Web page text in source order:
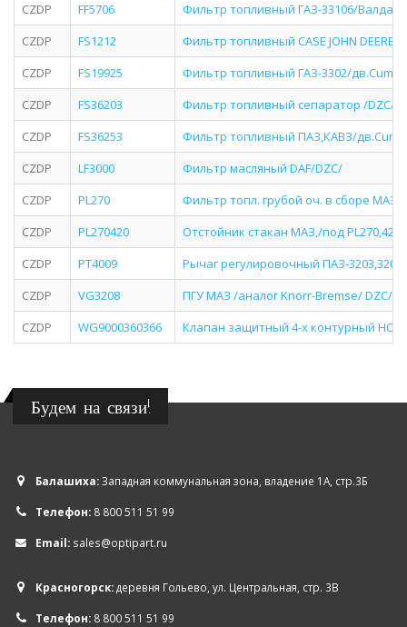
CZDP
FF5706
Фильтр топливный ГАЗ-33106/
CZDP
FS1212
Фильтр топливный CASE JOHN DEERE
CZDP
FS19925
Фильтр топливный ГАЗ-3302/
CZDP
FS36203
Фильтр топливный сепаратор /DZC/
CZDP
FS36253
Фильтр топливный ПАЗ,КАВЗ/
CZDP
LF3000
Фильтр масляный DAF/DZC/
CZDP
PL270
Фильтр топл. грубой оч. в сборе
CZDP
PL270420
Отстойник стакан МАЗ,/под
CZDP
PT4009
Рычаг регулировочный ПАЗ-
CZDP
VG3208
ПГУ МАЗ /аналог Knorr-Bremse/ DZC/
CZDP
WG9000360366 Клапан защитный 4-х контурный
Будем на связи!
Балашиха:Западная коммунальная зона, владение 1А, стр.3Б
Телефон: 8 800 511 51 99
Email: sales@optipart.ru
Красногорск:деревня Гольево, ул. Центральная, стр. 3В
Телефон: 8 800 511 51 99